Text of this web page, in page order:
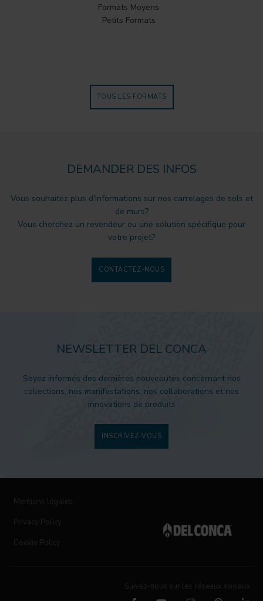
Formats Moyens
Petits Formats
TOUS LES FORMATS
DEMANDER DES INFOS
Vous souhaitez plus d'informations sur nos carrelages de sols et
de murs?
Vous cherchez un revendeur ou une solution spécifique pour
votre projet?
CONTACTEZ-NOUS
NEWSLETTER DEL CONCA
Soyez informés des dernières nouveautés concernant nos
collections, nos manifestations, nos collaborations et nos
innovations de produits
INSCRIVEZ-VOUS
Mentions légales
Privacy Policy
Cookie Policy
Suivez-nous sur les réseaux sociaux